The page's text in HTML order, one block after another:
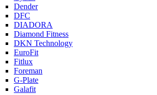
Dender
DFC
DIADORA
Diamond Fitness
DKN Technology
EuroFit
Fitlux
Foreman
G-Plate
Galafit